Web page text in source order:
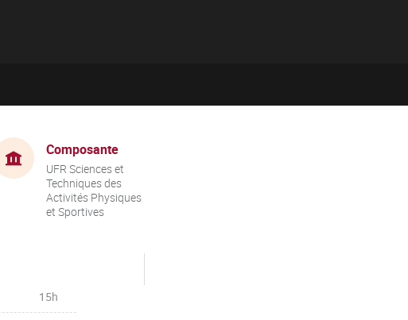
Composante
UFR Sciences et
Techniques des
Activités Physiques
et Sportives
15h